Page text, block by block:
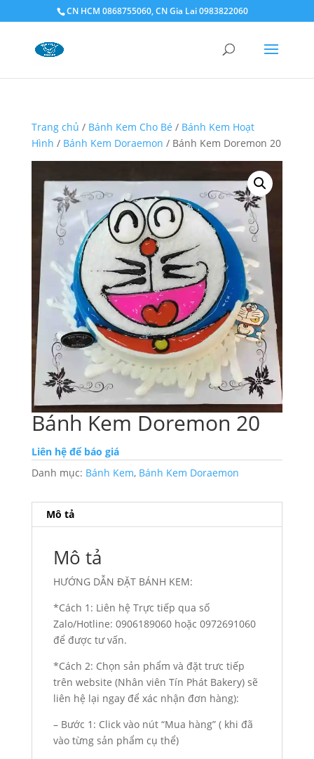
CN HCM 0868755060, CN Gia Lai 0983822060
Trang chủ / Bánh Kem Cho Bé / Bánh Kem Hoạt
Hình / Bánh Kem Doraemon / Bánh Kem Doremon 20
Bánh Kem Doremon 20
Liên hệ để báo giá
Danh mục: Bánh Kem, Bánh Kem Doraemon
Mô tả
Mô tả
HƯỚNG DẪN ĐẶT BÁNH KEM:
*Cách 1: Liên hệ Trực tiếp qua số
Zalo/Hotline: 0906189060 hoặc 0972691060
để được tư vấn.
*Cách 2: Chọn sản phẩm và đặt trưc tiếp
trên website (Nhân viên Tín Phát Bakery) sẽ
liên hệ lại ngay để xác nhận đơn hàng):
– Bước 1: Click vào nút “Mua hàng” ( khi đã
vào từng sản phẩm cụ thể)